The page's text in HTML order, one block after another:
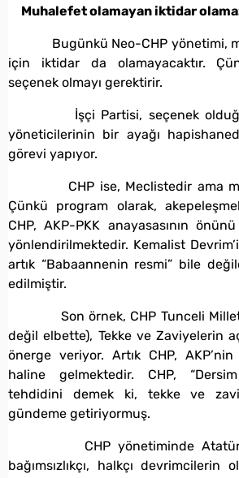
Muhalefet olamayan iktidar
Bugünkü Neo-CHP yönetimi,
için iktidar da olamayacaktır.
seçenek olmayı gerektirir.
İşçi Partisi, seçenek olduğu
yöneticilerinin bir ayağı
görevi yapıyor.
CHP ise, Meclistedir ama
Çünkü program olarak,
CHP, AKP-PKK anayasasının
yönlendirilmektedir. Kemalist
artık “Babaannenin resmi” bile
edilmiştir.
Son örnek, CHP Tunceli
değil elbette), Tekke ve Zaviyelerin
önerge veriyor. Artık CHP,
haline gelmektedir. CHP,
tehdidini demek ki, tekke ve
gündeme getiriyormuş.
CHP yönetiminde Atatürk
bağımsızlıkçı, halkçı devrimcilerin